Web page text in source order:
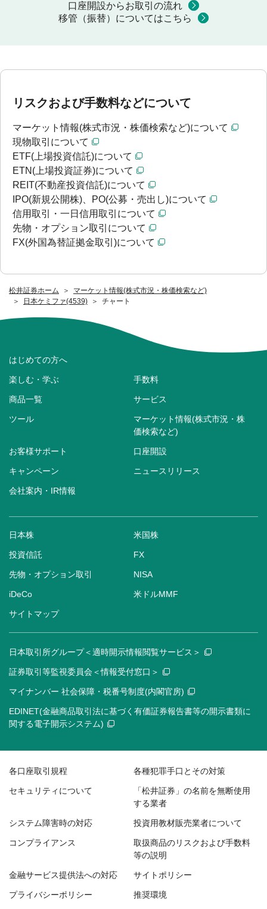
松井証券ホーム
マーケット情報(株式市況・株価検索など)
日本ケミファ(4539)
チャート
口座開設からお取引の流れ
移管（振替）についてはこちら
リスクおよび手数料などについて
マーケット情報(株式市況・株価検索など)について
現物取引について
ETF(上場投資信託)について
ETN(上場投資証券)について
REIT(不動産投資信託)について
IPO(新規公開株)、PO(公募・売出し)について
信用取引・一日信用取引について
先物・オプション取引について
FX(外国為替証拠金取引)について
はじめての方へ
楽しむ・学ぶ 手数料
商品一覧 サービス
ツール
マーケット情報(株式市況・株
価検索など)
お客様サポート 口座開設
キャンペーン ニュースリリース
会社案内・IR情報
日本株 米国株
投資信託 FX
先物・オプション取引 NISA
iDeCo 米ドルMMF
サイトマップ
日本取引所グループ＜適時開示情報閲覧サービス＞
証券取引等監視委員会＜情報受付窓口＞
マイナンバー 社会保障・税番号制度(内閣官房)
EDINET(金融商品取引法に基づく有価証券報告書等の開示書類に
関する電子開示システム)
各口座取引規程 各種犯罪手口とその対策
セキュリティについて
「松井証券」の名前を無断使用
する業者
システム障害時の対応 投資用教材販売業者について
コンプライアンス
取扱商品のリスクおよび手数料
等の説明
金融サービス提供法への対応 サイトポリシー
プライバシーポリシー 推奨環境